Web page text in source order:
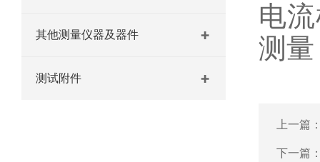
其他测量仪器及器件
测试附件
电
测
上一篇
下一篇